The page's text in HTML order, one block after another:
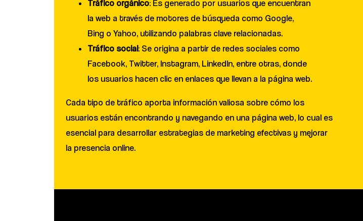
Tráfico orgánico: Es generado por usuarios que encuentran
la web a través de motores de búsqueda como Google,
Bing o Yahoo, utilizando palabras clave relacionadas.
Tráfico social: Se origina a partir de redes sociales como
Facebook, Twitter, Instagram, LinkedIn, entre otras, donde
los usuarios hacen clic en enlaces que llevan a la página web.
Cada tipo de tráfico aporta información valiosa sobre cómo los
usuarios están encontrando y navegando en una página web, lo cual es
esencial para desarrollar estrategias de marketing efectivas y mejorar
la presencia online.